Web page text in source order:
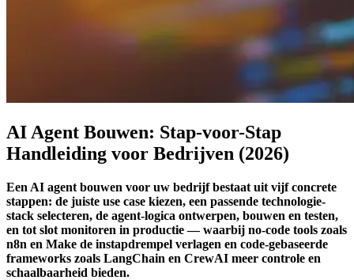
AI Agent Bouwen: Stap-voor-Stap
Handleiding voor Bedrijven (2026)
Een AI agent bouwen voor uw bedrijf bestaat uit vijf concrete
stappen: de juiste use case kiezen, een passende technologie-
stack selecteren, de agent-logica ontwerpen, bouwen en testen,
en tot slot monitoren in productie — waarbij no-code tools zoals
n8n en Make de instapdrempel verlagen en code-gebaseerde
frameworks zoals LangChain en CrewAI meer controle en
schaalbaarheid bieden.